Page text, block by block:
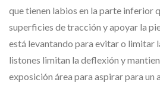
que tienen labios en la parte inferior
superficies de tracción y apoyar la
está levantando para evitar o limitar
listones limitan la deflexión y
exposición área para aspirar para un